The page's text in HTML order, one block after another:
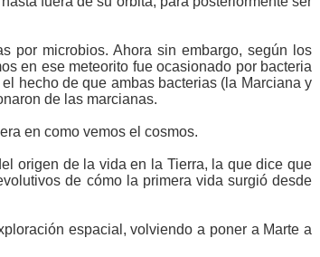
por microbios. Ahora sin embargo, según los
en ese meteorito fue ocasionado por bacteria
hecho de que ambas bacterias (la Marciana y
de las marcianas.
en como vemos el cosmos.
origen de la vida en la Tierra, la que dice que
de cómo la primera vida surgió desde
espacial, volviendo a poner a Marte a